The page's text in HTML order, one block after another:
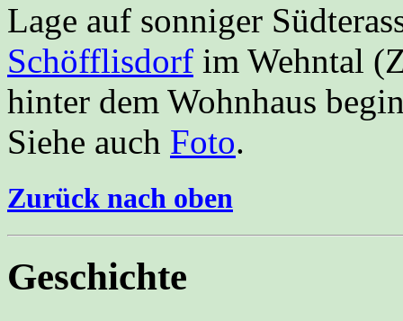
Lage auf sonniger
Schöfflisdorf im Wehntal
hinter dem Wohnhaus
Siehe auch Foto.
Zurück nach oben
Geschichte